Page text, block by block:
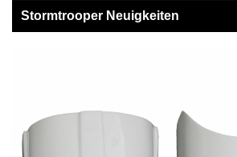
Stormtrooper Neuigkeiten